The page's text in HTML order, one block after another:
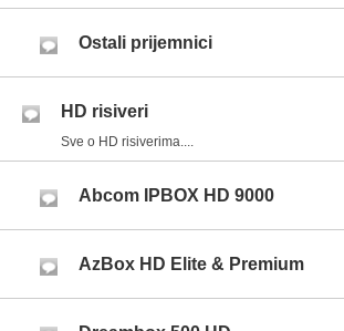
Ostali prijemnici
HD risiveri
Sve o HD risiverima....
Abcom IPBOX HD 9000
AzBox HD Elite & Premium